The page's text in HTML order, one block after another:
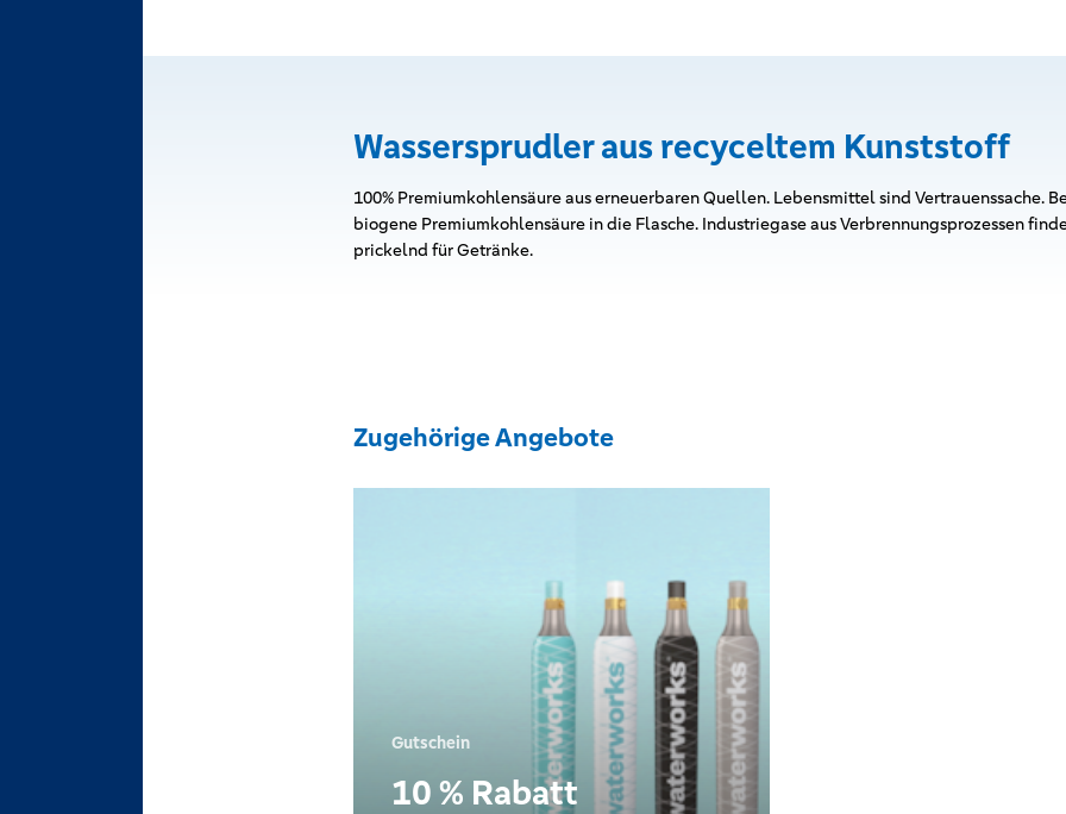
Wassersprudler aus recyceltem Kunststoff
100% Premiumkohlensäure aus erneuerbaren Quellen. Lebensmittel sind Vertrauenssache.
biogene Premiumkohlensäure in die Flasche. Industriegase aus Verbrennungsprozessen
prickelnd für Getränke.
Zugehörige Angebote
Gutschein
10 % Rabatt